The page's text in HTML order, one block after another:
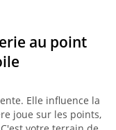
au point
Elle influence la
joue sur les points,